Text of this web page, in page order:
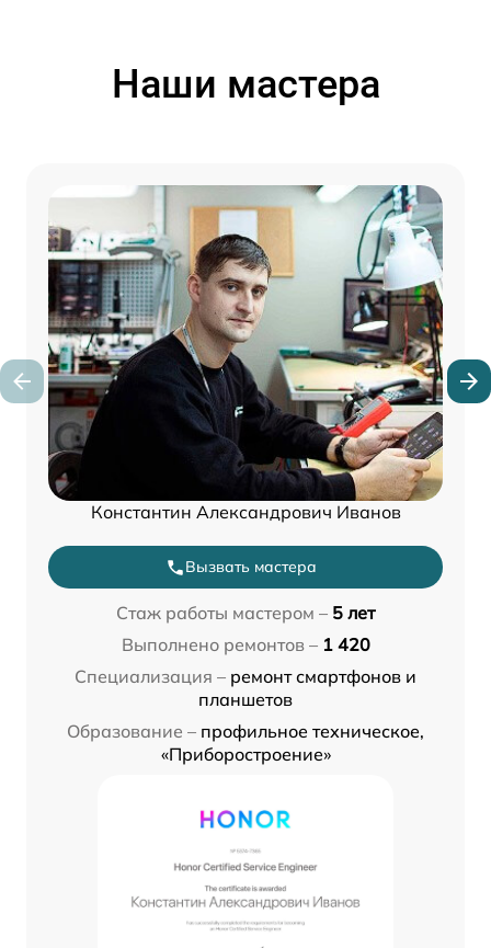
Наши мастера
Константин Александрович Иванов
Вызвать мастера
Стаж работы мастером – 5 лет
Выполнено ремонтов – 1 420
Специализация – ремонт смартфонов и
планшетов
Образование – профильное техническое,
«Приборостроение»